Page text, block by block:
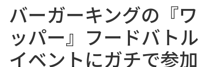
バーガーキングの『ワ
ッパー』フードバトル
イベントにガチで参加